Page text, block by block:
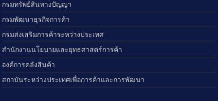
กรมทรัพย์สินทางปัญญา
กรมพัฒนาธุรกิจการค้า
กรมส่งเสริมการค้าระหว่างประเทศ
สำนักงานนโยบายและยุทธศาสตร์การค้า
องค์การคลังสินค้า
สถาบันระหว่างประเทศเพื่อการค้าและการพัฒนา